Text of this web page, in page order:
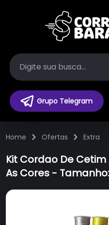
Grupo Telegram
Home Ofertas Extra
Kit Cordao De
As Cores -